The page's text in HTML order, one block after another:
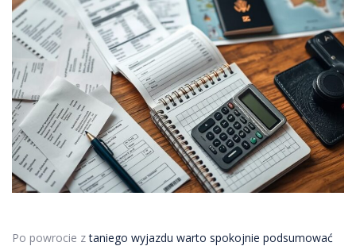
Po powrocie ztaniego wyjazdu warto spokojnie podsumować